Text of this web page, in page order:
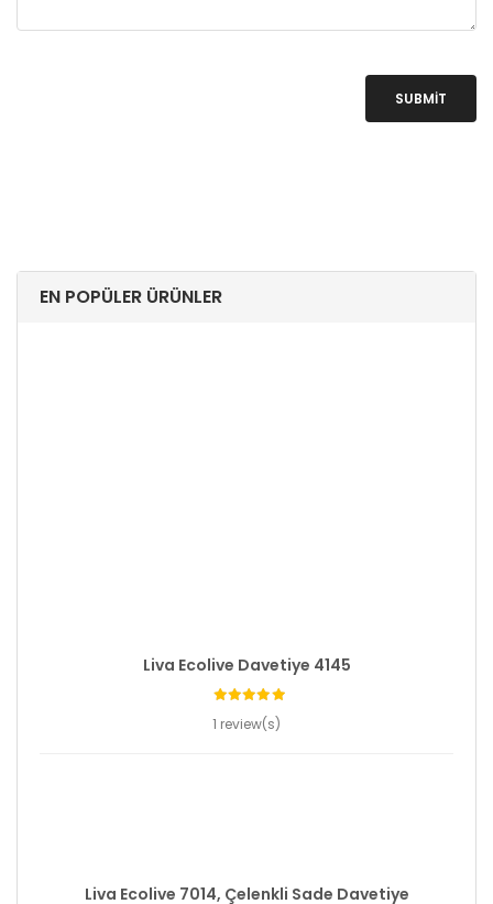
SUBMIT
EN POPÜLER ÜRÜNLER
Liva Ecolive Davetiye 4145
1 review(s)
Liva Ecolive 7014, Çelenkli Sade Davetiye